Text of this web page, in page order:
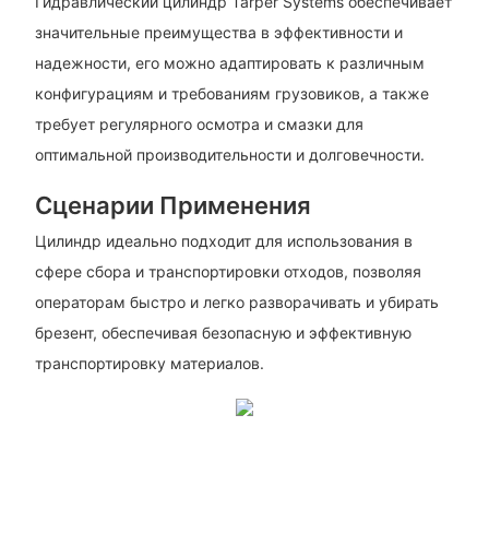
значительные преимущества в эффективности и
надежности, его можно адаптировать к различным
конфигурациям и требованиям грузовиков, а также
требует регулярного осмотра и смазки для
оптимальной производительности и долговечности.
Сценарии Применения
Цилиндр идеально подходит для использования в
сфере сбора и транспортировки отходов, позволяя
операторам быстро и легко разворачивать и убирать
брезент, обеспечивая безопасную и эффективную
транспортировку материалов.